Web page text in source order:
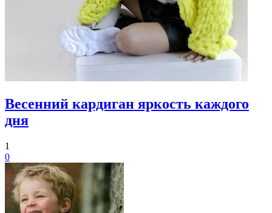
Весенний кардиган яркость каждого
дня
1
0